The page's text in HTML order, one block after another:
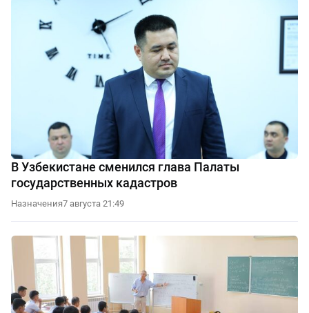
В Узбекистане сменился глава Палаты
государственных кадастров
Назначения7 августа 21:49